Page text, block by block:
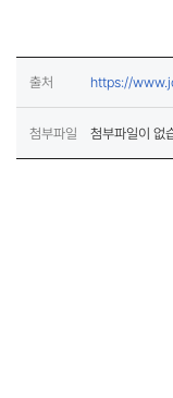
출처 https://
첨부파일 첨부파일이 없